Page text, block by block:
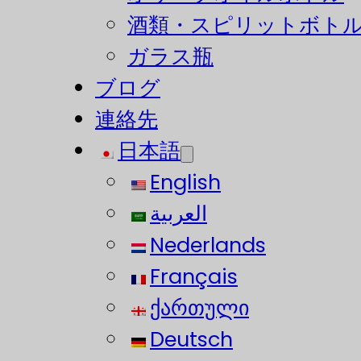
酒類・スピリットボト
ガラス瓶
ブログ
連絡先
日本語
English
العربية
Nederlands
Français
ქართული
Deutsch